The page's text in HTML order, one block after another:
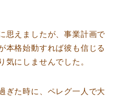
思えましたが、事業計画で
本格始動すれば彼も信じる
気にしませんでした。
ぎた時に、ペレグ一人で大